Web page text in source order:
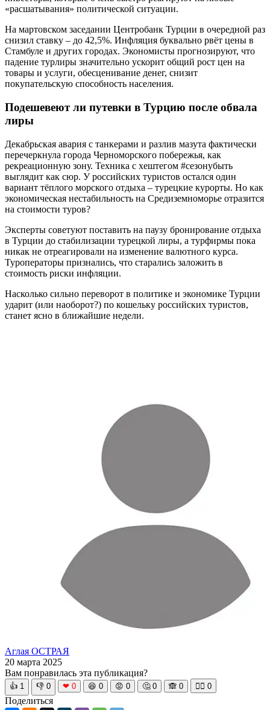
«расшатывания» политической ситуации.
На мартовском заседании Центробанк Турции в очередной раз
снизил ставку – до 42,5%. Инфляция буквально рвёт цены в
Стамбуле и других городах. Экономисты прогнозируют, что
падение турлиры значительно ускорит общий рост цен на
товары и услуги, обесценивание денег, снизит
покупательскую способность населения.
Подешевеют ли путевки в Турцию после обвала
лиры
Декабрьская авария с танкерами и разлив мазута фактически
перечеркнула города Черноморского побережья, как
рекреационную зону. Техника с хештегом #сезонубыть
выглядит как сюр. У российских туристов остался один
вариант тёплого морского отдыха – турецкие курорты. Но как
экономическая нестабильность на Средиземноморье отразится
на стоимости туров?
Эксперты советуют поставить на паузу бронирование отдыха
в Турции до стабилизации турецкой лиры, а турфирмы пока
никак не отреагировали на изменение валютного курса.
Туроператоры признались, что старались заложить в
стоимость риски инфляции.
Насколько сильно переворот в политике и экономике Турции
ударит (или наоборот?) по кошельку российских туристов,
станет ясно в ближайшие недели.
Аглая ОСТРАЯ
20 марта 2025
Вам понравилась эта публикация?
👍 1 👎 0 ❤ 0 😆 0 😡 0 🤔 0 🙈 0 🧘‍♀️ 0
Поделиться